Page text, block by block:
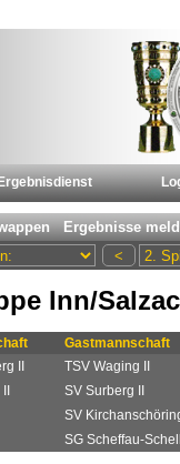
Ergebnisdienst
Inn/
Gastmannschaft
II
TSV Waging II
SV Surberg II
SV
SG Scheffau-